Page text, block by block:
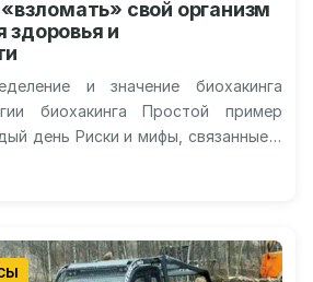
«взломать» свой организм
здоровья и
и значение биохакинга
биохакинга Простой пример
день Риски и мифы, связанные с